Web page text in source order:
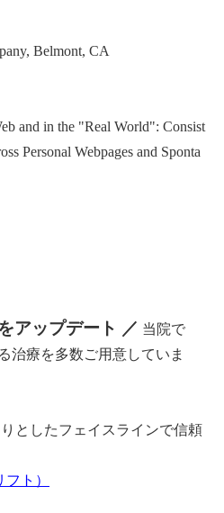
Belmont, CA
and in the "Real World": Consist
Personal Webpages and Sponta
アップデート ／ 当院で
治療を多数ご用意していま
としたフェイスラインで信頼
ト）